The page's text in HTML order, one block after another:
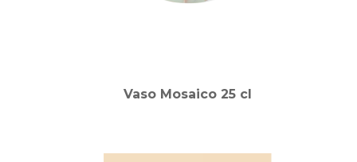
Vaso Mosaico 25 cl